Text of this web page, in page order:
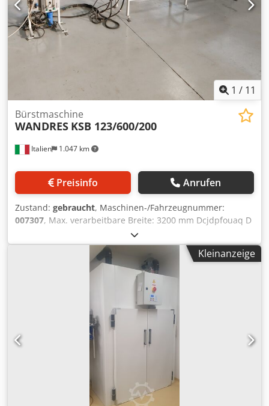
1 / 11
Italien 1.047 km
Bürstmaschine
WANDRES KSB 123/600/200
Preisinfo Anrufen
Zustand: gebraucht, Maschinen-/Fahrzeugnummer:
007307, Max. verarbeitbare Breite: 3200 mm Dcjdpfouaq D
Asx Ap Iek Max. verarbeitbare Stärke: 60 mm
Kleinanzeige